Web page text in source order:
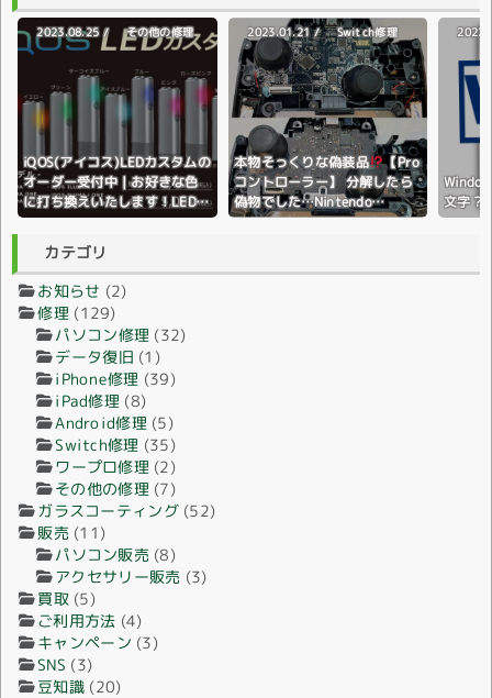
iQOS(アイコス)LEDカスタムの
オーダー受付中｜お好きな色
に打ち換えいたします！LEDラ
イトの色変更♪全国配送対応♪
2023.08.25 / その他の修理
本物そっくりな偽装品 【Pro
コントローラー】 分解したら
偽物でした…Nintendo
Switch(ニンテンドースイッ
2023.01.21 / Switch修理
文字？
カテゴリ
お知らせ (2)
修理 (129)
パソコン修理 (32)
データ復旧 (1)
iPhone修理 (39)
iPad修理 (8)
Android修理 (5)
Switch修理 (35)
ワープロ修理 (2)
その他の修理 (7)
ガラスコーティング(52)
販売(11)
パソコン販売 (8)
アクセサリー販売 (3)
買取(5)
ご利用方法 (4)
キャンペーン (3)
SNS (3)
豆知識 (20)